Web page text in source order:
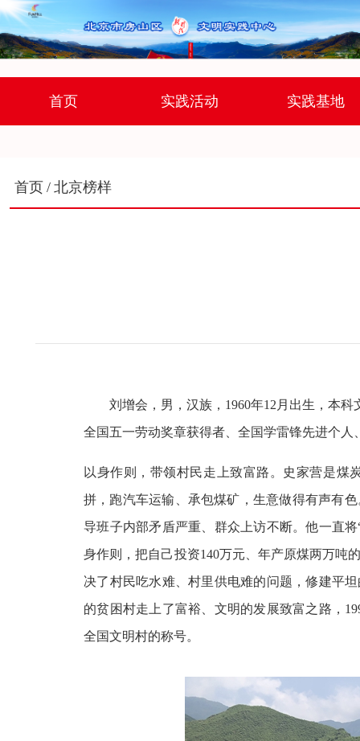
首页 实践活动 实践基地
首页 / 北京榜样
刘增会，男，汉族， 1960年12月出生，本
全国五一劳动奖章获得者、全国学雷锋先进个人
以身作则，带领村民走上致富路。史家营是煤
拼，跑汽车运输、承包煤矿，生意做得有声有
导班子内部矛盾严重、群众上访不断。他一直
身作则，把自己投资140万元、年产原煤两万吨
决了村民吃水难、村里供电难的问题，修建平
的贫困村走上了富裕、文明的发展致富之路，
全国文明村的称号。